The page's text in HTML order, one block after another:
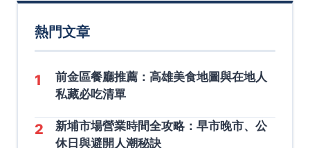
熱門文章
1
前金區餐廳推薦：高雄美食地圖與在地人
私藏必吃清單
2
新埔市場營業時間全攻略：早市晚市、公
休日與避開人潮秘訣